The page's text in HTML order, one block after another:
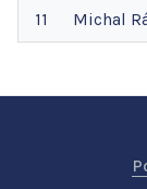
11 Michal